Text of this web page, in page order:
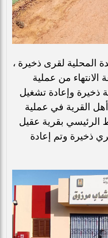
المحلية لقرى ذخيرة ،
من عملية
بخط ٤" بقرية ذخيرة وإعادة تشغيل
القرية في عملية
بقرية عقيل
ذخيرة وتم إعادة